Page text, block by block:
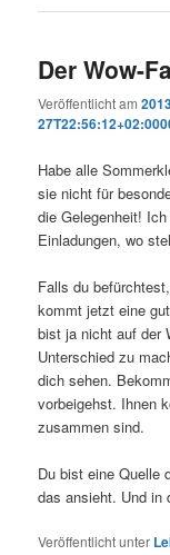
Der Wow-
Veröffentlicht am
Habe alle
sie nicht für
die Gelegenheit!
Einladungen, wo
Falls du
kommt jetzt eine
bist ja nicht auf der
Unterschied zu
dich sehen.
vorbeigehst. Ihnen
zusammen sind.
Du bist eine Quelle
das ansieht. Und in
Veröffentlicht unter